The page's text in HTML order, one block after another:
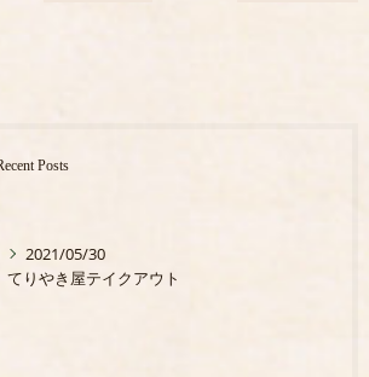
Posts
2021/05/30
てりやき屋テイクアウト